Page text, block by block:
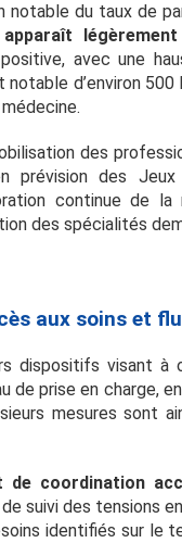
notable du taux de
positive, avec une
notable d’environ
des
des Jeux
continue de
des spécialités
aux soins et
dispositifs visant
de prise en charge,
mesures sont
coordination
suivi des tensions
identifiés sur le